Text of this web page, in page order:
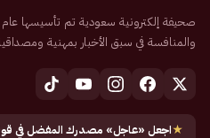
والمنافسة في سبق الأخبار بمهنية
★اجعل «عاجل» مصدرك المفضل في